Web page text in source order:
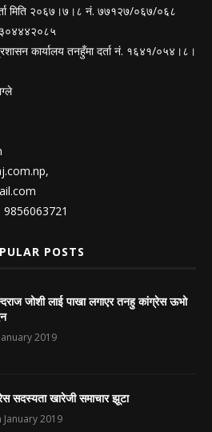
दर्ता मिति २०६७।७।८ नं. ७७१२७/०६७/०६८
३०४४४२०८५
कार्यालय तनहुँमा दर्ता नं. १६४१/०५४।८।
,
9856063721
POSTS
जोशी लाई पाखा लगाएर तनहु कांग्रेस ऊभो
2019
सदस्यता खारेजी समाचार झूटा
January 2019